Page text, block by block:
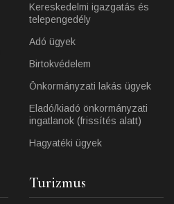
Kereskedelmi igazgatás és
telepengedély
Adó ügyek
Birtokvédelem
Önkormányzati lakás ügyek
Eladó/kiadó önkormányzati
ingatlanok (frissítés alatt)
Hagyatéki ügyek
Turizmus